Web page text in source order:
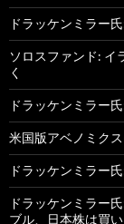
ドラッケンミラー
ソロスファンド: イ
く
ドラッケンミラー
米国版アベノミク
ドラッケンミラー
ドラッケンミラー
ブル、日本株は買い